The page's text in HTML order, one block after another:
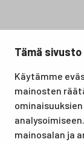
Tämä
Käytämme
mainosten
mainosalan ja
koulutus- ja
lomille,